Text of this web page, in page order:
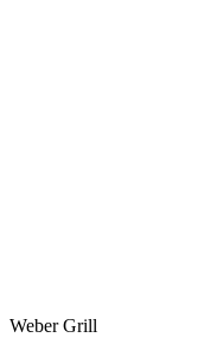
Weber Grill